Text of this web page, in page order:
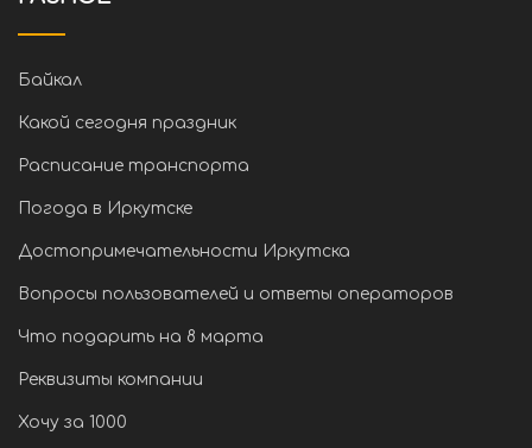
Байкал
Какой сегодня праздник
Расписание транспорта
Погода в Иркутске
Достопримечательности Иркутска
Вопросы пользователей и ответы операторов
Что подарить на 8 марта
Реквизиты компании
Хочу за 1000